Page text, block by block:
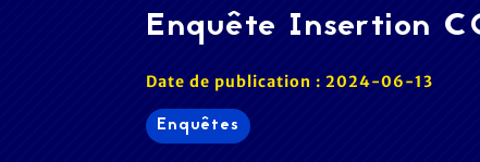
Enquête Insertion
Date de publication : 2024-06-13
Enquêtes